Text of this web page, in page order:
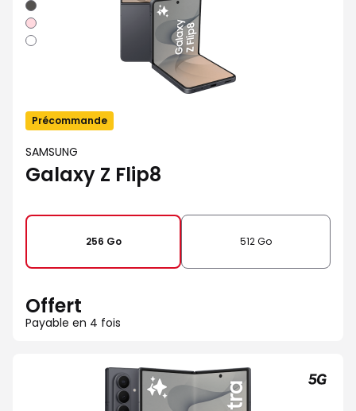
Graphite
Rose
Blanc
Précommande
SAMSUNG
Galaxy Z Flip8
256 Go 512 Go
Offert
Payable en 4 fois